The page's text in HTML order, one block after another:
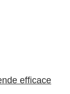
efficace